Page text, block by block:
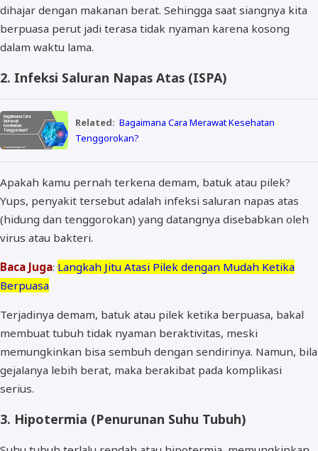
dihajar dengan makanan berat. Sehingga saat siangnya kita
berpuasa perut jadi terasa tidak nyaman karena kosong
dalam waktu lama.
2. Infeksi Saluran Napas Atas (ISPA)
Related: Bagaimana Cara Merawat Kesehatan
Tenggorokan?
Apakah kamu pernah terkena demam, batuk atau pilek?
Yups, penyakit tersebut adalah infeksi saluran napas atas
(hidung dan tenggorokan) yang datangnya disebabkan oleh
virus atau bakteri.
Baca Juga: Langkah Jitu Atasi Pilek dengan Mudah Ketika
Berpuasa
Terjadinya demam, batuk atau pilek ketika berpuasa, bakal
membuat tubuh tidak nyaman beraktivitas, meski
memungkinkan bisa sembuh dengan sendirinya. Namun, bila
gejalanya lebih berat, maka berakibat pada komplikasi
serius.
3. Hipotermia (Penurunan Suhu Tubuh)